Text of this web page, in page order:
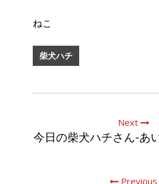
ねこ
柴犬ハチ
Next
今日の柴犬ハチさん-あ
Previous